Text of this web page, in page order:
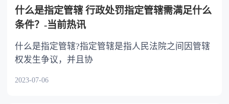
什么是指定管辖 行政处罚指定管辖需满足什么
条件？-当前热讯
什么是指定管辖?指定管辖是指人民法院之间因管辖
权发生争议，并且协
2023-07-06